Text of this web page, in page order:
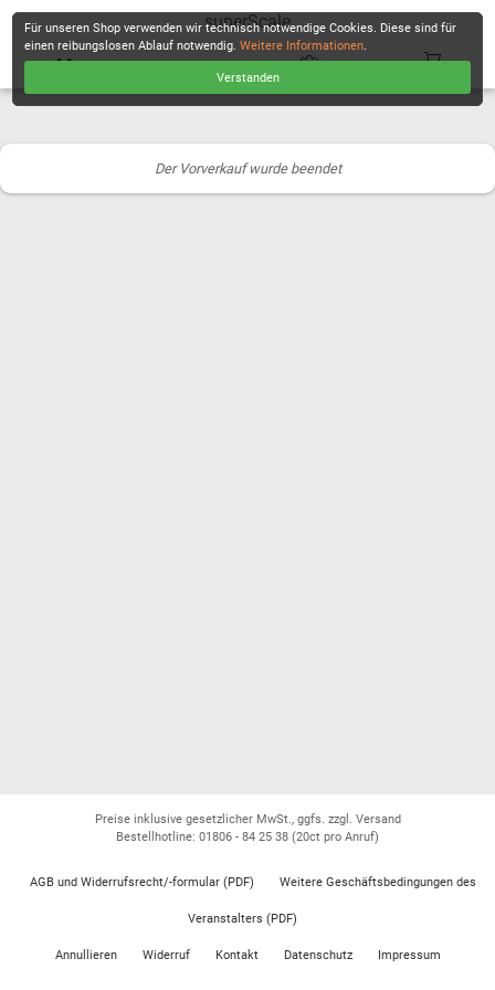
superScale
Der Vorverkauf wurde beendet
Für unseren Shop verwenden wir technisch notwendige Cookies. Diese sind für
einen reibungslosen Ablauf notwendig.Weitere Informationen.
Verstanden
Preise inklusive gesetzlicher MwSt., ggfs. zzgl. Versand
Bestellhotline: 01806 - 84 25 38 (20ct pro Anruf)
AGB und Widerrufsrecht/-formular (PDF) Weitere Geschäftsbedingungen des
Veranstalters (PDF)
Annullieren Widerruf Kontakt Datenschutz Impressum